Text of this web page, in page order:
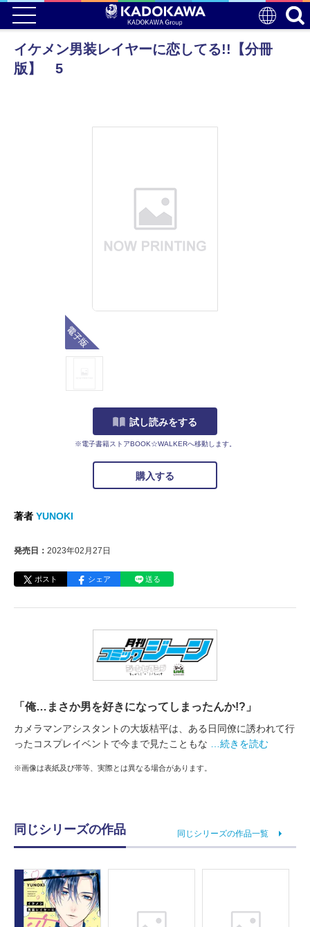
イケメン男装レイヤーに恋してる!!【分冊
版】 5
試し読みをする
※電子書籍ストアBOOK☆WALKERへ移動します。
購入する
著者 YUNOKI
発売日： 2023年02月27日
ポスト シェア 送る
「俺…まさか男を好きになってしまったんか!?」
カメラマンアシスタントの大坂桔平は、ある日同僚に誘われて行
ったコスプレイベントで今まで見たこともな
…続きを読む
※画像は表紙及び帯等、実際とは異なる場合があります。
同じシリーズの作品 同じシリーズの作品一覧